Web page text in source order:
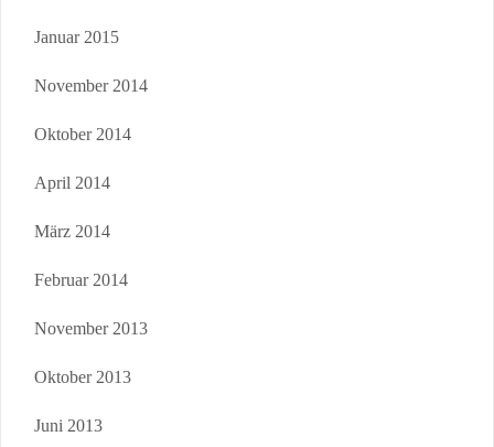
Januar 2015
November 2014
Oktober 2014
April 2014
März 2014
Februar 2014
November 2013
Oktober 2013
Juni 2013